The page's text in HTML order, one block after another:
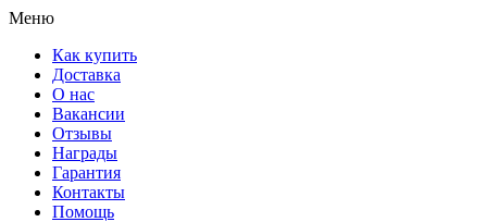
Меню
Как купить
Доставка
О нас
Вакансии
Отзывы
Награды
Гарантия
Контакты
Помощь